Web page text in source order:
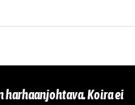
Koira ei